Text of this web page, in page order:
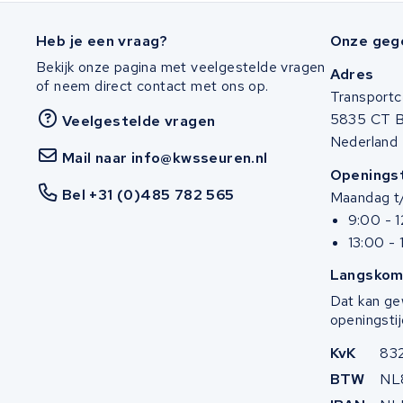
Stella
Winther
E-kuma
Heb je een vraag?
Bekijk onze pagina met veelgestelde vragen
of neem direct contact met ons op.
Veelgestelde vragen
Mail naar info@kwsseuren.nl
Bel +31 (0)485 782 565
Onze
Adres
5835 CT
Nederland
Maandag
9:00 -
13:00 -
Dat kan
KvK
BTW